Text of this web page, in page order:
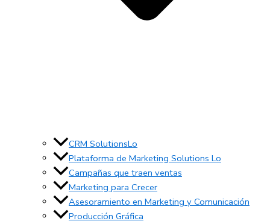
CRM SolutionsLo
Plataforma de Marketing Solutions Lo
Campañas que traen ventas
Marketing para Crecer
Asesoramiento en Marketing y Comunicación
Producción Gráfica